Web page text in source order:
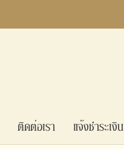
ติดต่อเรา แจ้งชำระเงิน